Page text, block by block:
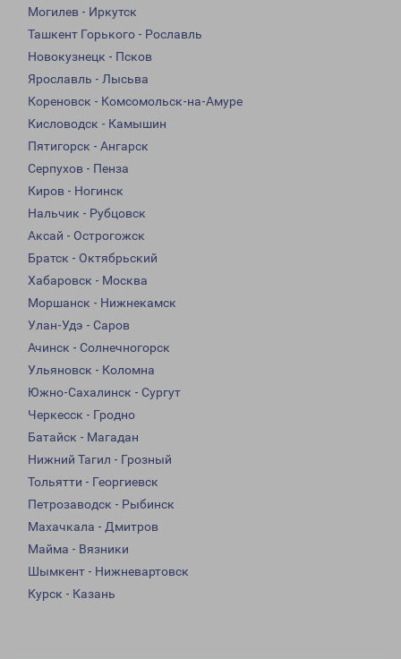
Могилев - Иркутск
Ташкент Горького - Рославль
Новокузнецк - Псков
Ярославль - Лысьва
Кореновск - Комсомольск-на-Амуре
Кисловодск - Камышин
Пятигорск - Ангарск
Серпухов - Пенза
Киров - Ногинск
Нальчик - Рубцовск
Аксай - Острогожск
Братск - Октябрьский
Хабаровск - Москва
Моршанск - Нижнекамск
Улан-Удэ - Саров
Ачинск - Солнечногорск
Ульяновск - Коломна
Южно-Сахалинск - Сургут
Черкесск - Гродно
Батайск - Магадан
Нижний Тагил - Грозный
Тольятти - Георгиевск
Петрозаводск - Рыбинск
Махачкала - Дмитров
Майма - Вязники
Шымкент - Нижневартовск
Курск - Казань